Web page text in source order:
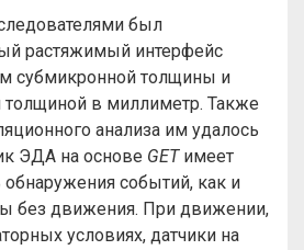
был
растяжимый интерфейс
субмикронной толщины и
в миллиметр. Также
анализа им удалось
ЭДА на основе GETимеет
событий, как и
без движения. При движении,
условиях, датчики на